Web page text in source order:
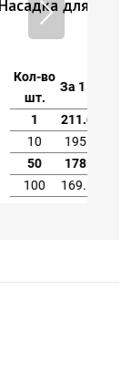
5мм (№3)